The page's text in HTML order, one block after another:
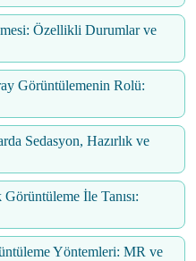
Özellikli Durumlar ve
Görüntülemenin Rolü:
Sedasyon, Hazırlık ve
İle Tanısı:
Yöntemleri: MR ve